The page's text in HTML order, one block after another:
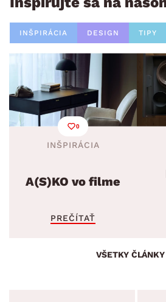
INŠPIRÁCIA DESIGN TIPY
0
INŠPIRÁCIA
A(S)KO vo filme
PREČÍTAŤ
VŠETKY ČLÁNKY